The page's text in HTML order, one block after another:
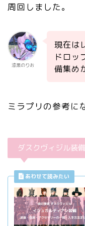
周回しました。
漆黒のりお
現在は
ドロッ
備集め
ミラプリの参考に
ダスクヴィジル装